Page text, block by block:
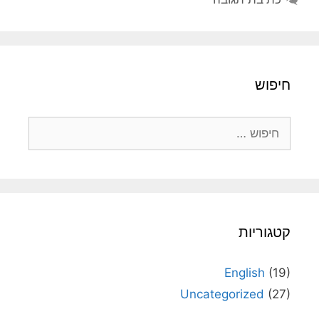
חיפוש
קטגוריות
English (19)
Uncategorized (27)